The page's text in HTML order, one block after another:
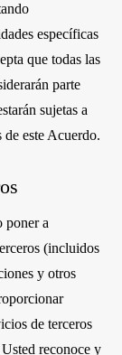
específicas
que todas las
parte
sujetas a
este Acuerdo.
poner a
(incluidos
y otros
de terceros
reconoce y